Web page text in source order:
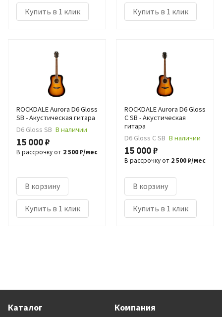
Купить в 1 клик Купить в 1 клик
ROCKDALE Aurora D6 Gloss
SB - Акустическая гитара
D6 Gloss SB В наличии
15 000 ₽
В рассрочку от 2 500 ₽/мес
В корзину
Купить в 1 клик
ROCKDALE Aurora D6 Gloss
C SB - Акустическая
гитара
D6 Gloss C SB В наличии
15 000 ₽
В рассрочку от 2 500 ₽/мес
В корзину
Купить в 1 клик
Каталог Компания